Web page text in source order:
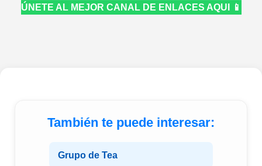
ÚNETE AL MEJOR CANAL DE ENLACES AQUI 📱
También te puede interesar:
Grupo de Tea